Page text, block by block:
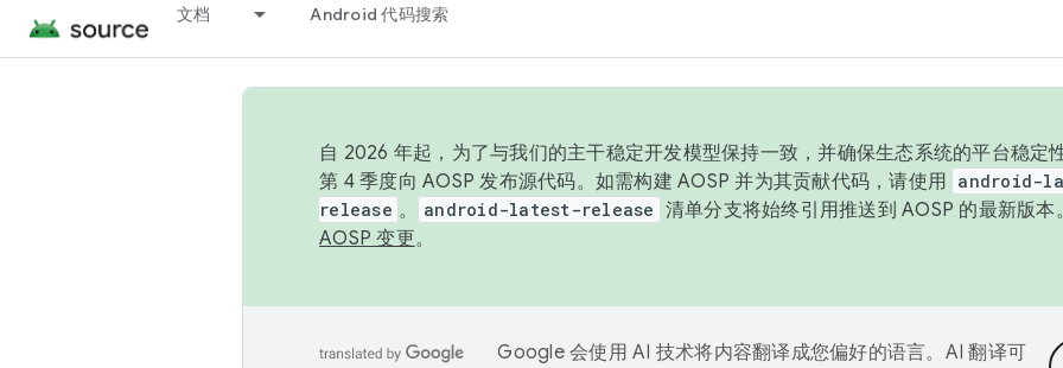
文档 Android 代码搜索
自 2026 年起，为了与我们的主干稳定开发模型保持一致，并确保生态系统的平台稳定
第 4 季度向 AOSP 发布源代码。如需构建 AOSP 并为其贡献代码，请使用 android-
release 。 android-latest-release 清单分支将始终引用推送到 AOSP 的最新版
AOSP 变更。
Google 会使用 AI 技术将内容翻译成您偏好的语言。AI 翻译可